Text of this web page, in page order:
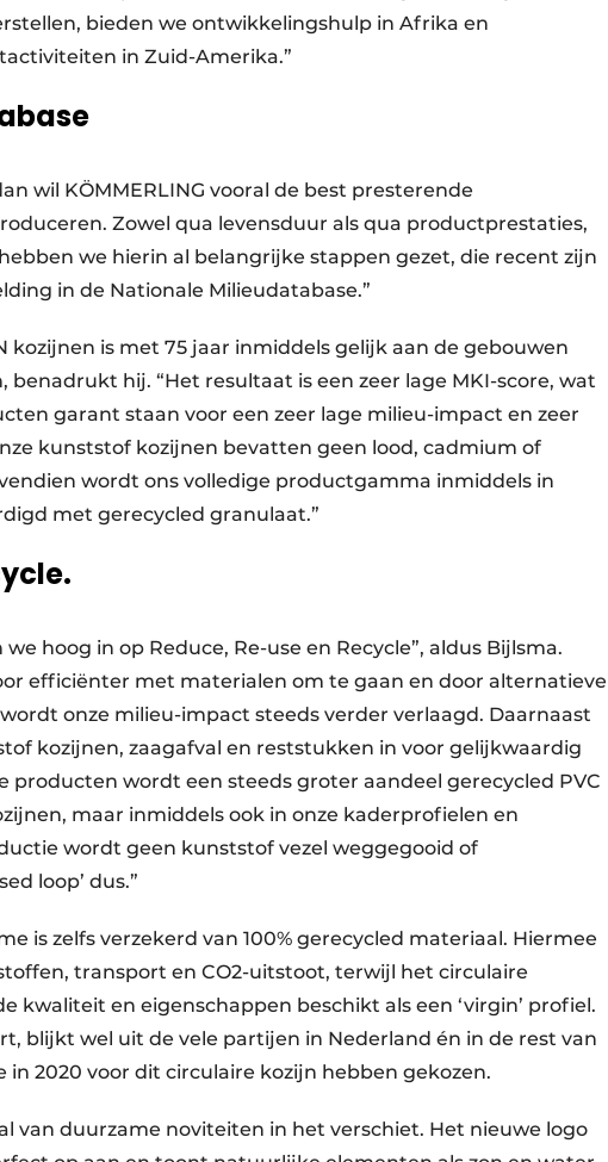
bieden we ontwikkelingshulp in Afrika en
in Zuid-Amerika.”
wil KÖMMERLING vooral de best presterende
Zowel qua levensduur als qua productprestaties,
we hierin al belangrijke stappen gezet, die recent zijn
in de Nationale Milieudatabase.”
kozijnen is met 75 jaar inmiddels gelijk aan de gebouwen
hij. “Het resultaat is een zeer lage MKI-score, wat
garant staan voor een zeer lage milieu-impact en zeer
kunststof kozijnen bevatten geen lood, cadmium of
wordt ons volledige productgamma inmiddels in
met gerecycled granulaat.”
hoog in op Reduce, Re-use en Recycle”, aldus Bijlsma.
efficiënter met materialen om te gaan en door alternatieve
onze milieu-impact steeds verder verlaagd. Daarnaast
kozijnen, zaagafval en reststukken in voor gelijkwaardig
producten wordt een steeds groter aandeel gerecycled PVC
maar inmiddels ook in onze kaderprofielen en
wordt geen kunststof vezel weggegooid of
loop’ dus.”
is zelfs verzekerd van 100% gerecycled materiaal. Hiermee
transport en CO2-uitstoot, terwijl het circulaire
kwaliteit en eigenschappen beschikt als een ‘virgin’ profiel.
blijkt wel uit de vele partijen in Nederland én in de rest van
2020 voor dit circulaire kozijn hebben gekozen.
van duurzame noviteiten in het verschiet. Het nieuwe logo